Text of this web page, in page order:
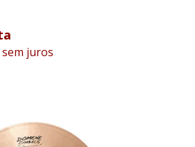
sem juros